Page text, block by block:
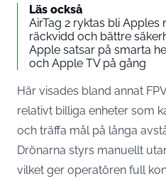
Läs också
AirTag 2 ryktas bli Apples
räckvidd och bättre
Apple satsar på smarta
och Apple TV på gång
Här visades bland annat
relativt billiga enheter som
och träffa mål på långa
Drönarna styrs manuellt
vilket ger operatören full